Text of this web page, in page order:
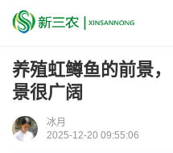
养殖虹鳟鱼的前景
景很广阔
冰月
2025-12-20 09:55:06